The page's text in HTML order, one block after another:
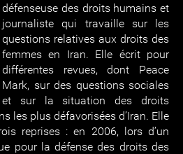
défenseuse des droits humains et
journaliste qui travaille sur les
questions relatives aux droits des
femmes en Iran. Elle écrit pour
différentes revues, dont Peace
Mark, sur des questions sociales
et sur la situation des droits
les plus défavorisées d’Iran. Elle
reprises : en 2006, lors d’un
pour la défense des droits des